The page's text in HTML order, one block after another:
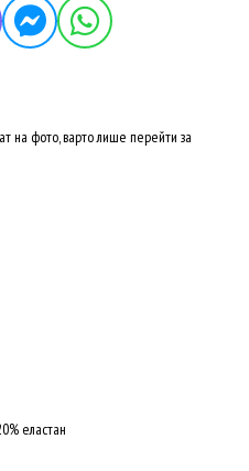
на фото, варто лише перейти за
еластан